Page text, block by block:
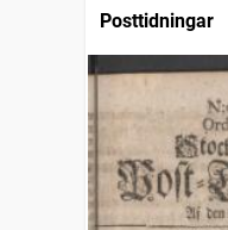
Posttidningar